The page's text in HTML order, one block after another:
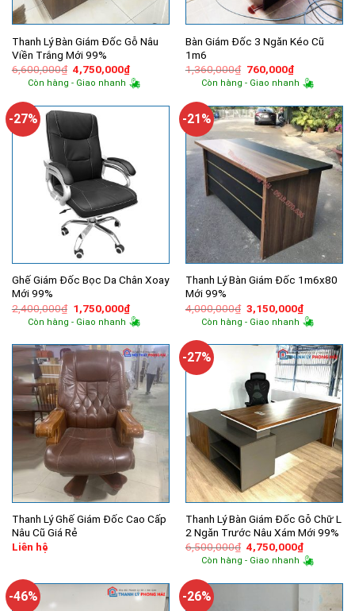
Thanh Lý Bàn Giám Đốc Gỗ Nâu
Viền Trắng Mới 99%
6,600,000₫ Giá
gốc
là:
4,750,000₫Giá
hiện
tại
4,750,000₫.
Còn hàng - Giao nhanh
Bàn Giám Đốc 3 Ngăn Kéo Cũ
1m6
1,360,000₫ Giá
gốc
là:
760,000₫Giá
hiện
tại
760,000₫.
Còn hàng - Giao nhanh
-27%
Ghế Giám Đốc Bọc Da Chân Xoay
Mới 99%
2,400,000₫ Giá
gốc
là:
1,750,000₫Giá
hiện
tại
1,750,000₫.
Còn hàng - Giao nhanh
-21%
Thanh Lý Bàn Giám Đốc 1m6x80
Mới 99%
4,000,000₫ Giá
gốc
là:
3,150,000₫Giá
hiện
tại
Còn hàng - Giao nhanh
Thanh Lý Ghế Giám Đốc Cao Cấp
Nâu Cũ Giá Rẻ
Liên hệ
-27%
Thanh Lý Bàn Giám Đốc Gỗ Chữ L
2 Ngăn Trước Nâu Xám Mới 99%
6,500,000₫ Giá
gốc
là:
4,750,000₫Giá
hiện
tại
Còn hàng - Giao nhanh
-46% -26%